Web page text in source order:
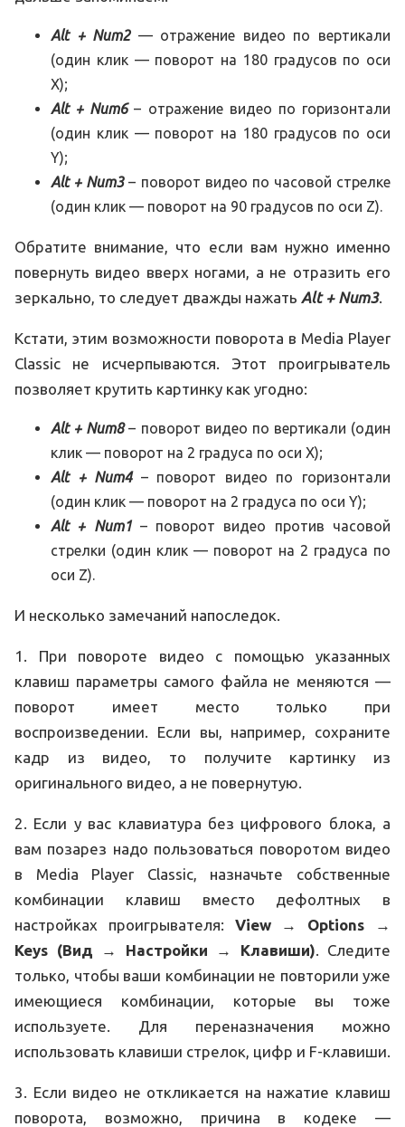
Alt + Num2— отражение видео по вертикали
(один клик — поворот на 180 градусов по оси
X);
Alt + Num6– отражение видео по горизонтали
(один клик — поворот на 180 градусов по оси
Y);
Alt + Num3– поворот видео по часовой стрелке
(один клик — поворот на 90 градусов по оси Z).
Обратите внимание, что если вам нужно именно
повернуть видео вверх ногами, а не отразить его
зеркально, то следует дважды нажать Alt + Num3.
Кстати, этим возможности поворота в Media Player
Сlassic не исчерпываются. Этот проигрыватель
позволяет крутить картинку как угодно:
Alt + Num8– поворот видео по вертикали (один
клик — поворот на 2 градуса по оси X);
Alt + Num4– поворот видео по горизонтали
(один клик — поворот на 2 градуса по оси Y);
Alt + Num1– поворот видео против часовой
стрелки (один клик — поворот на 2 градуса по
оси Z).
И несколько замечаний напоследок.
1. При повороте видео с помощью указанных
клавиш параметры самого файла не меняются —
поворот имеет место только при
воспроизведении. Если вы, например, сохраните
кадр из видео, то получите картинку из
оригинального видео, а не повернутую.
2. Если у вас клавиатура без цифрового блока, а
вам позарез надо пользоваться поворотом видео
в Media Player Сlassic, назначьте собственные
комбинации клавиш вместо дефолтных в
настройках проигрывателя: View → Options →
Keys (Вид → Настройки → Клавиши). Следите
только, чтобы ваши комбинации не повторили уже
имеющиеся комбинации, которые вы тоже
используете. Для переназначения можно
использовать клавиши стрелок, цифр и F-клавиши.
3. Если видео не откликается на нажатие клавиш
поворота, возможно, причина в кодеке —